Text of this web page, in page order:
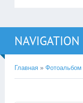
NAVIGATION
Главная » Фотоальбом